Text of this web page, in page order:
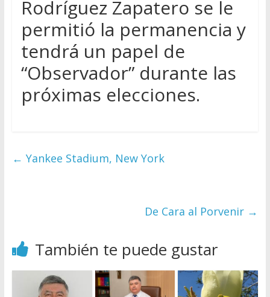
Rodríguez Zapatero se le
permitió la permanencia y
tendrá un papel de
“Observador” durante las
próximas elecciones.
← Yankee Stadium, New York
De Cara al Porvenir →
También te puede gustar